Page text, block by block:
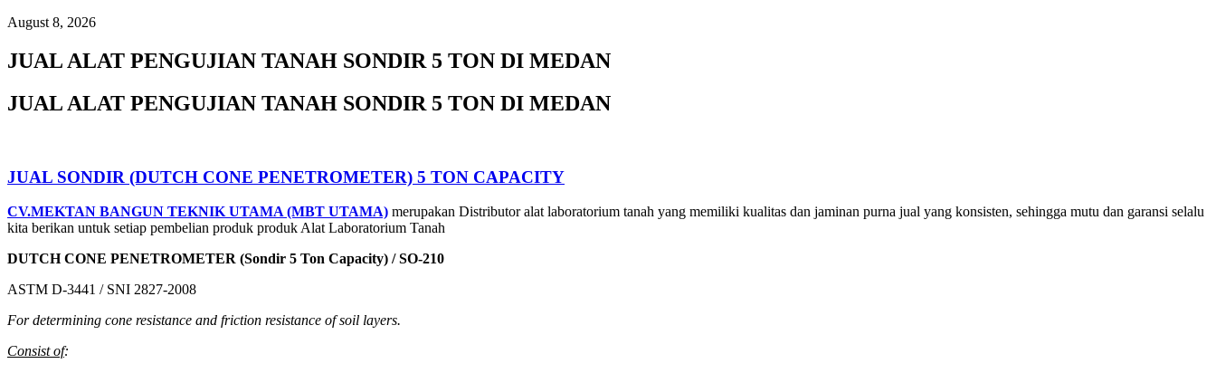
August 8, 2026
JUAL ALAT PENGUJIAN TANAH SONDIR 5 TON DI MEDAN
JUAL ALAT PENGUJIAN TANAH SONDIR 5 TON DI MEDAN
JUAL SONDIR (DUTCH CONE PENETROMETER) 5 TON CAPACITY
CV.MEKTAN BANGUN TEKNIK UTAMA (MBT UTAMA) merupakan Distributor alat laboratorium tanah yang memiliki kualitas dan jaminan purna jual yang konsisten, sehingga mutu dan garansi selalu
kita berikan untuk setiap pembelian produk produk Alat Laboratorium Tanah
DUTCH CONE PENETROMETER (Sondir 5 Ton Capacity) / SO-210
ASTM D-3441 / SNI 2827-2008
For determining cone resistance and friction resistance of soil layers.
Consist of: